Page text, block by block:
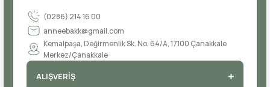
(0286) 214 16 00
anneebakk@gmail.com
Kemalpaşa, Değirmenlik Sk. No: 64/A, 17100 Çanakkale
Merkez/Çanakkale
ALIŞVERİŞ